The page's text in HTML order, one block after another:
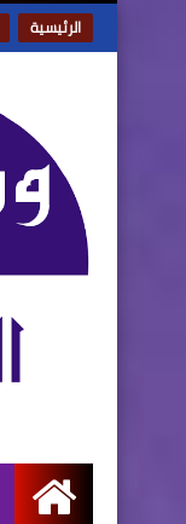
الرئيسية